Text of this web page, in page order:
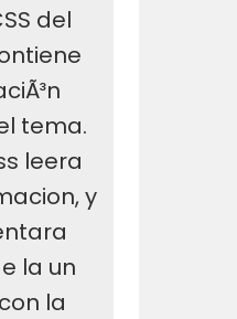
del
tema.
leera
y
la un
la